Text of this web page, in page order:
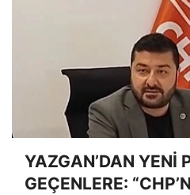
YAZGAN’DAN YENİ
GEÇENLERE: